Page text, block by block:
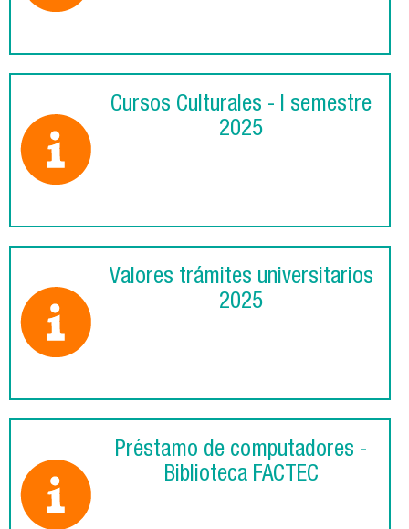
Cursos Culturales - I semestre
2025
Valores trámites universitarios
2025
Préstamo de computadores -
Biblioteca FACTEC